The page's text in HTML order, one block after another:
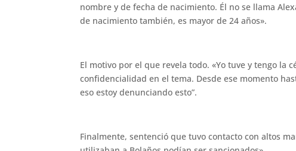
nombre y de fecha de nacimiento. Él no se llama
de nacimiento también, es mayor de 24 años».
El motivo por el que revela todo. «Yo tuve y tengo
confidencialidad en el tema. Desde ese momento
eso estoy denunciando esto”.
Finalmente, sentenció que tuvo contacto con altos